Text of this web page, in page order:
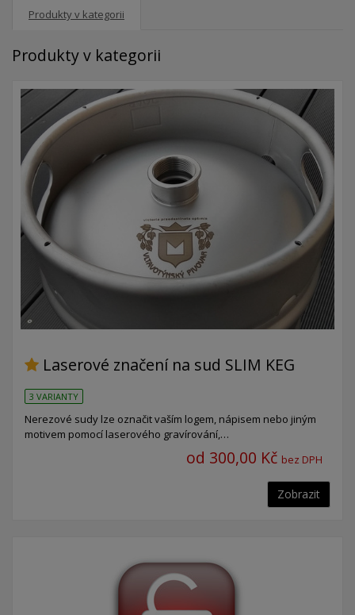
Produkty v kategorii
Produkty v kategorii
Laserové značení na sud SLIM KEG
3 VARIANTY
Nerezové sudy lze označit vaším logem, nápisem nebo jiným
motivem pomocí laserového gravírování,…
od 300,00 Kč bez DPH
Zobrazit